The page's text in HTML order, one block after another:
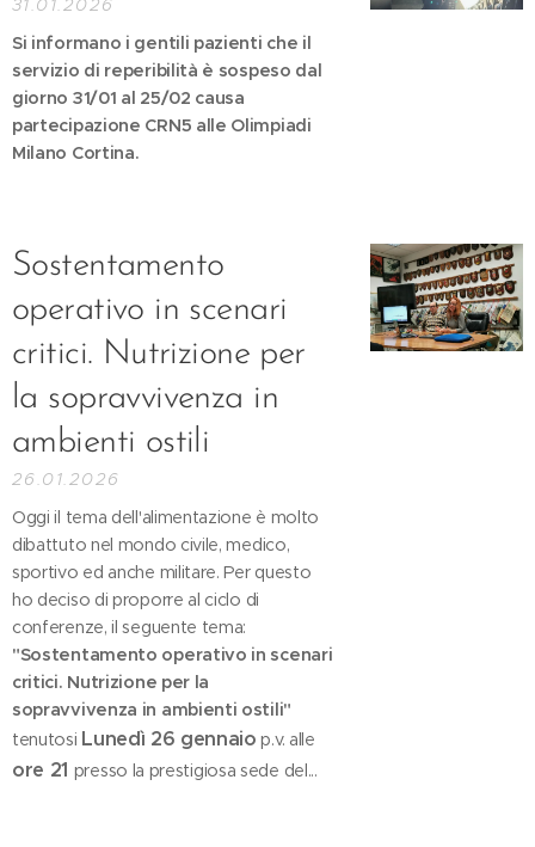
31.01.2026
Si informano i gentili pazienti che il
servizio di reperibilità è sospeso dal
giorno 31/01 al 25/02 causa
partecipazione CRN5 alle Olimpiadi
Milano Cortina.
Sostentamento
operativo in scenari
critici. Nutrizione per
la sopravvivenza in
ambienti ostili
26.01.2026
Oggi il tema dell'alimentazione è molto
dibattuto nel mondo civile, medico,
sportivo ed anche militare. Per questo
ho deciso di proporre al ciclo di
conferenze, il seguente tema:
"Sostentamento operativo in scenari
critici. Nutrizione per la
sopravvivenza in ambienti ostili"
tenutosi Lunedì 26 gennaio p.v. alle
ore 21 presso la prestigiosa sede del...